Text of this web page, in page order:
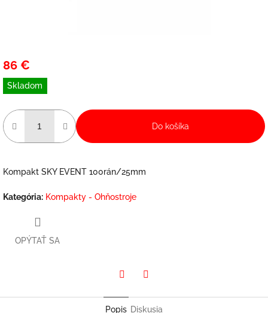
86 €
Jednotková
cena:
Skladom
Do košíka
Kompakt SKY EVENT 100rán/25mm
Kategória: Kompakty - Ohňostroje
OPÝTAŤ SA
Popis Diskusia